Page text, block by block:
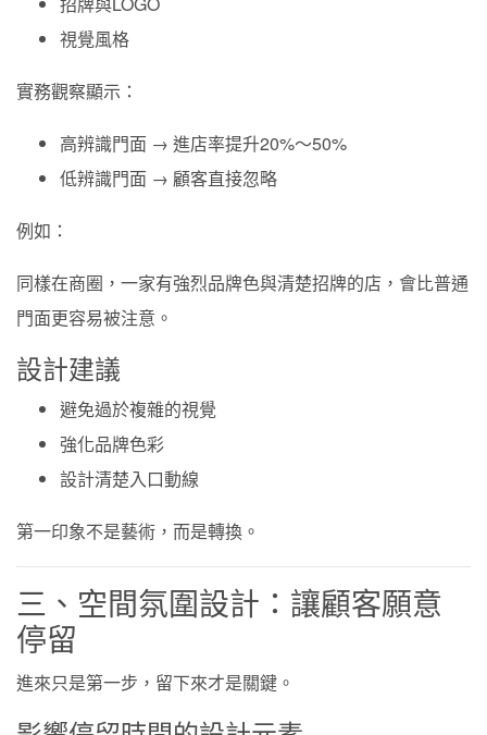
視覺風格
實務觀察顯示：
高辨識門面 → 進店率提升20%～50%
低辨識門面 → 顧客直接忽略
例如：
同樣在商圈，一家有強烈品牌色與清楚招牌的店，會比普通
門面更容易被注意。
設計建議
避免過於複雜的視覺
強化品牌色彩
設計清楚入口動線
第一印象不是藝術，而是轉換。
三、空間氛圍設計：讓顧客願意
停留
進來只是第一步，留下來才是關鍵。